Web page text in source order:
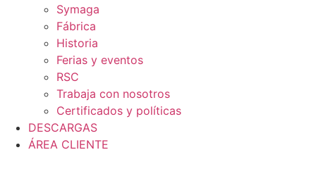
Symaga
Fábrica
Historia
Ferias y eventos
RSC
Trabaja con nosotros
Certificados y políticas
DESCARGAS
ÁREA CLIENTE